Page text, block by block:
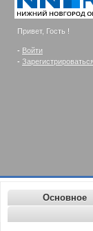
Привет, Гость !
- Войти
- Зарегистрироваться
Основное